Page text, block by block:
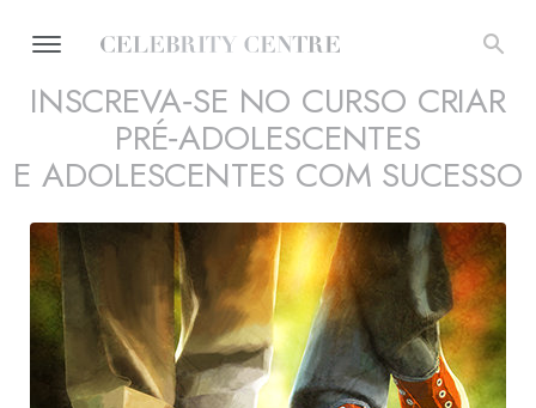
INSCREVA‑SE NO CURSO CRIAR
PRÉ‑ADOLESCENTES
E ADOLESCENTES COM SUCESSO